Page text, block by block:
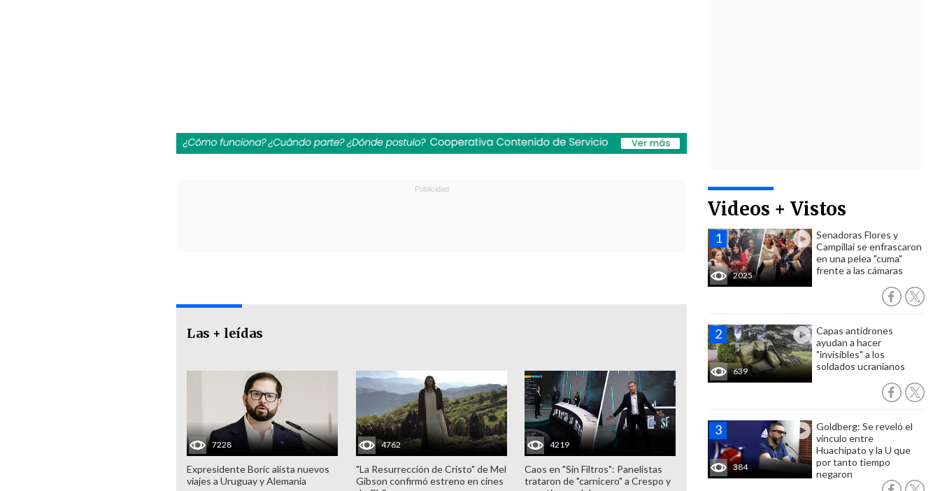
Videos + Vistos
2025
Senadoras Flores y
Campillai se enfrascaron
en una pelea "cuma"
frente a las cámaras
639
Capas antidrones
ayudan a hacer
"invisibles" a los
soldados ucranianos
384
Goldberg: Se reveló el
vínculo entre
Huachipato y la U que
por tanto tiempo
negaron
Las + leídas
7228
Expresidente Boric alista nuevos
viajes a Uruguay y Alemania
4762
"La Resurrección de Cristo" de Mel
Gibson confirmó estreno en cines
4219
Caos en "Sin Filtros": Panelistas
trataron de "carnicero" a Crespo y